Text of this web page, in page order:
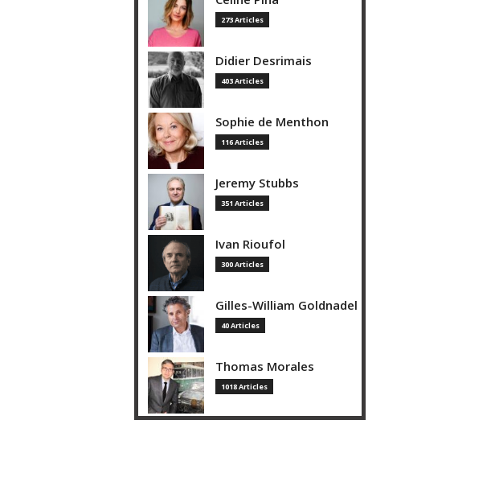
273 Articles
Didier Desrimais
403 Articles
Sophie de Menthon
116 Articles
Jeremy Stubbs
351 Articles
Ivan Rioufol
300 Articles
Gilles-William Goldnadel
40 Articles
Thomas Morales
1018 Articles